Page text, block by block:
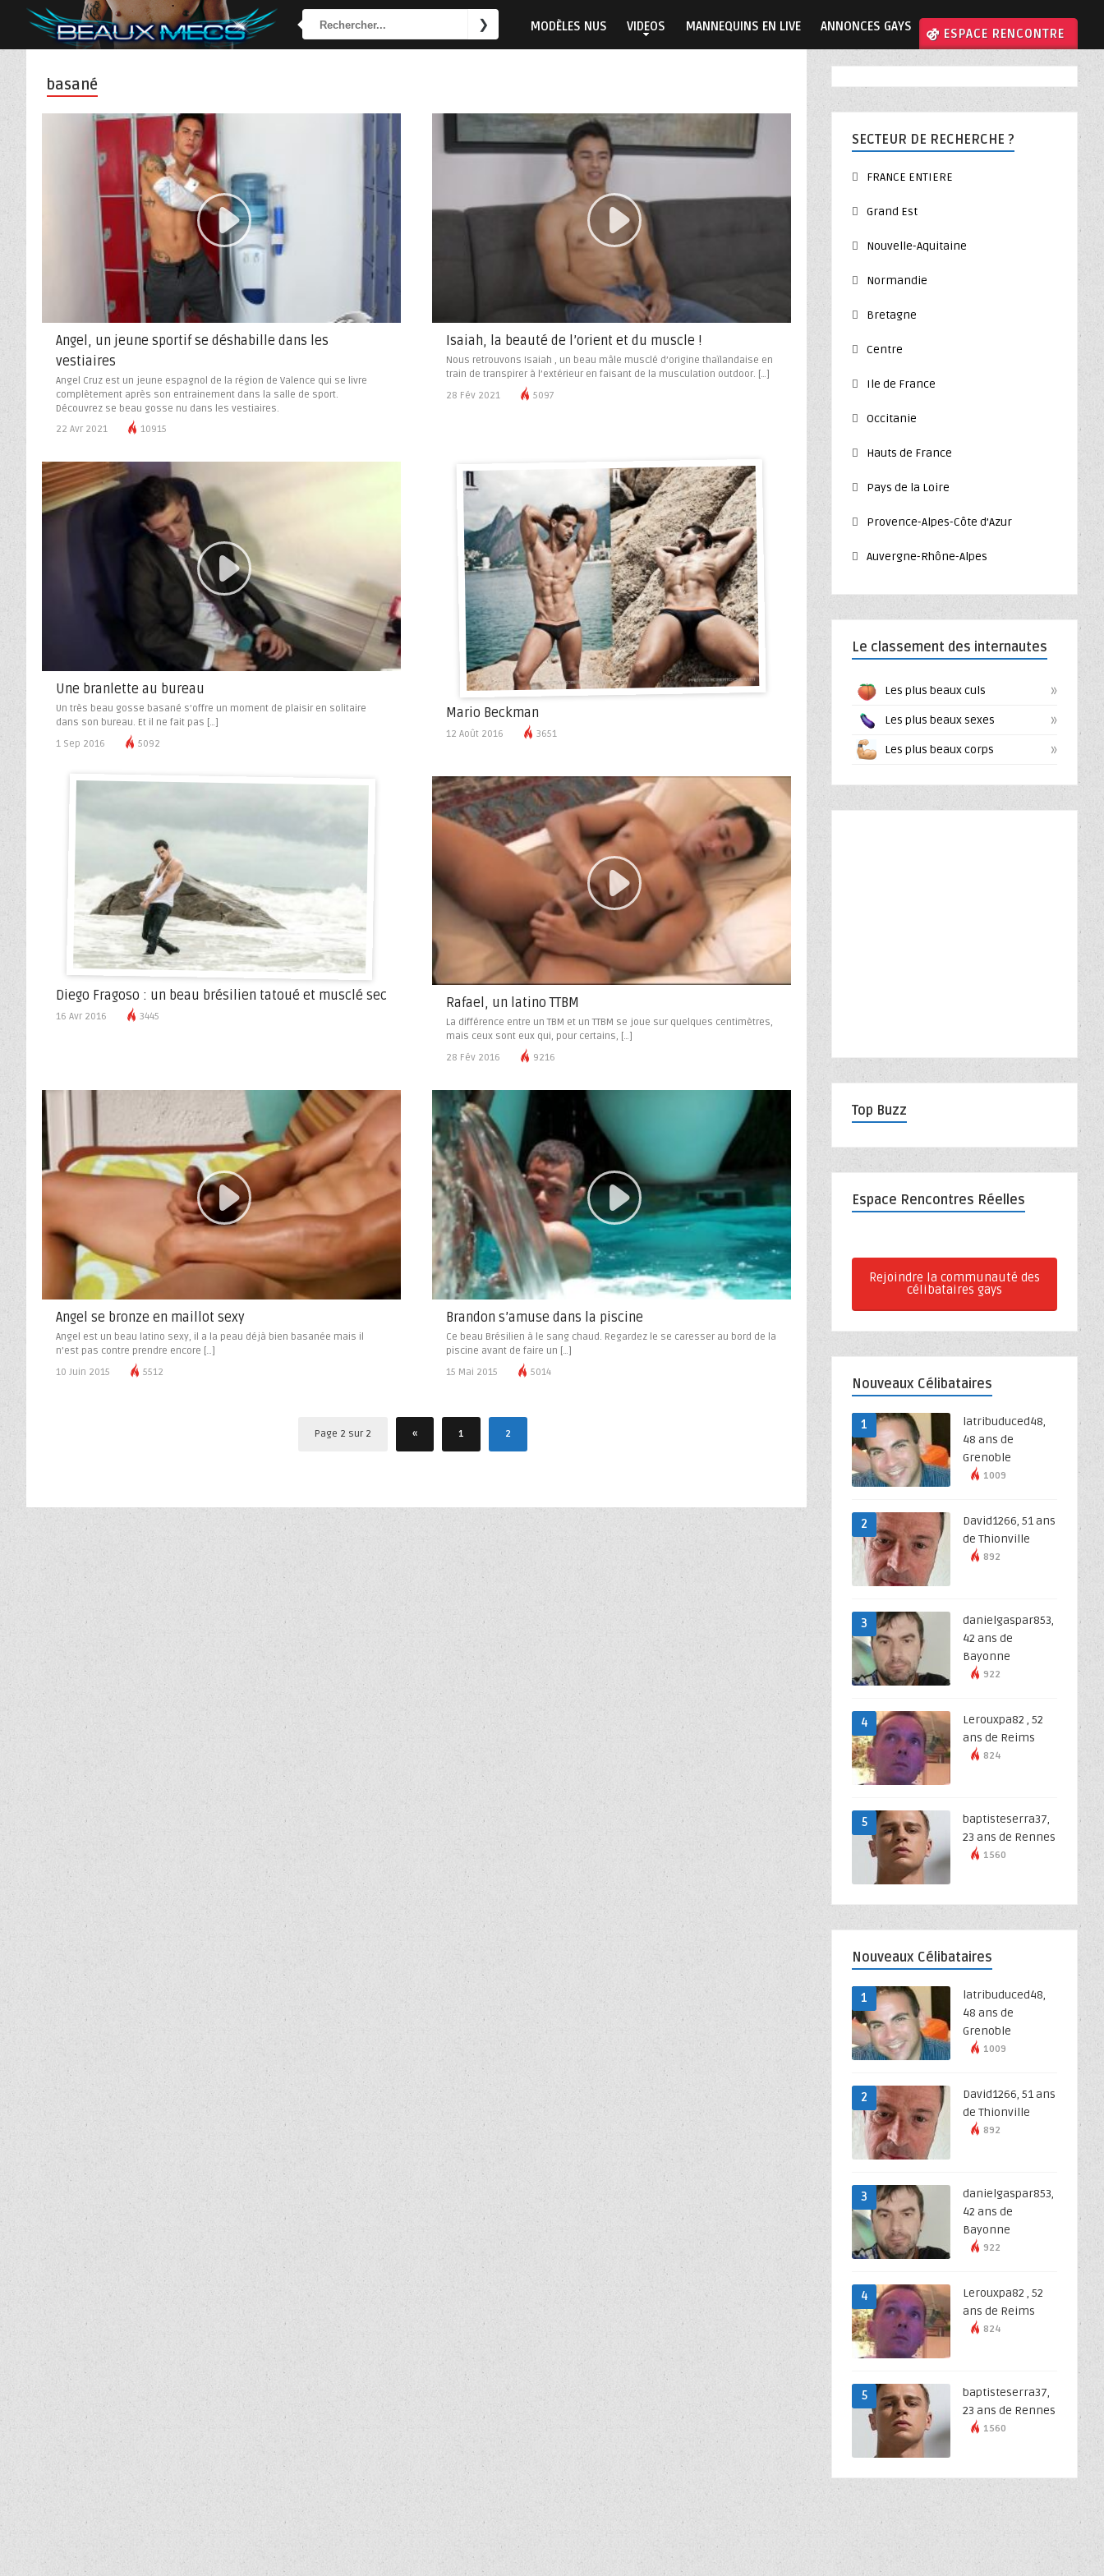
MODÈLES NUS VIDEOS MANNEQUINS EN LIVE ANNONCES GAYS ⚣ ESPACE RENCONTRE
basané
Angel, un jeune sportif se déshabille dans les
vestiaires
Angel Cruz est un jeune espagnol de la région de Valence qui se livre
complètement après son entrainement dans la salle de sport.
Découvrez se beau gosse nu dans les vestiaires.
22 Avr 2021
10915
Isaiah, la beauté de l’orient et du muscle !
Nous retrouvons Isaiah , un beau mâle musclé d’origine thaïlandaise en
train de transpirer à l’extérieur en faisant de la musculation outdoor. […]
28 Fév 2021
5097
Une branlette au bureau
Un très beau gosse basané s’offre un moment de plaisir en solitaire
dans son bureau. Et il ne fait pas […]
1 Sep 2016
5092
Mario Beckman
12 Août 2016 3651
Diego Fragoso : un beau brésilien tatoué et musclé sec
16 Avr 2016 3445
Rafael, un latino TTBM
La différence entre un TBM et un TTBM se joue sur quelques centimètres,
mais ceux sont eux qui, pour certains, […]
28 Fév 2016
9216
Angel se bronze en maillot sexy
Angel est un beau latino sexy, il a la peau déjà bien basanée mais il
n’est pas contre prendre encore […]
10 Juin 2015
5512
Brandon s’amuse dans la piscine
Ce beau Brésilien à le sang chaud. Regardez le se caresser au bord de la
piscine avant de faire un […]
15 Mai 2015
5014
Page 2 sur 2 « 1 2
SECTEUR DE RECHERCHE ?
FRANCE ENTIERE
Grand Est
Nouvelle-Aquitaine
Normandie
Bretagne
Centre
Ile de France
Occitanie
Hauts de France
Pays de la Loire
Provence-Alpes-Côte d’Azur
Auvergne-Rhône-Alpes
Le classement des internautes
Les plus beaux culs »
Les plus beaux sexes »
Les plus beaux corps »
Top Buzz
Espace Rencontres Réelles
Rejoindre la communauté des
célibataires gays
Nouveaux Célibataires
1
latribuduced48,
48 ans de
Grenoble
1009
2
David1266, 51 ans
de Thionville
892
3
danielgaspar853,
42 ans de
Bayonne
922
4
Lerouxpa82 , 52
ans de Reims
824
5
baptisteserra37,
23 ans de Rennes
1560
Nouveaux Célibataires
1
latribuduced48,
48 ans de
Grenoble
1009
2
David1266, 51 ans
de Thionville
892
3
danielgaspar853,
42 ans de
Bayonne
922
4
Lerouxpa82 , 52
ans de Reims
824
5
baptisteserra37,
23 ans de Rennes
1560